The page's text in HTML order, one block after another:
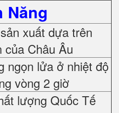
Năng
xuất dựa trên
của Châu Âu
ngọn lửa ở nhiệt độ
vòng 2 giờ
lượng Quốc Tế